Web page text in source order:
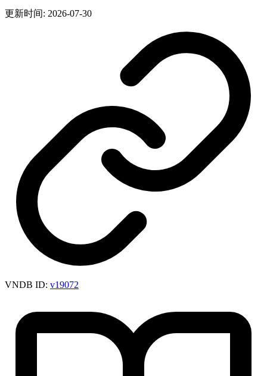
更新时间: 2026-07-30
VNDB ID: v19072